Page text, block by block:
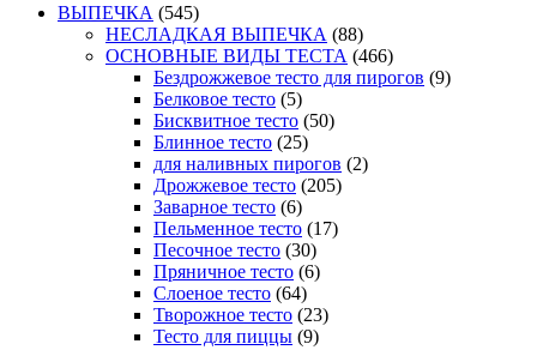
ВЫПЕЧКА (545)
НЕСЛАДКАЯ ВЫПЕЧКА (88)
ОСНОВНЫЕ ВИДЫ ТЕСТА (466)
Бездрожжевое тесто для пирогов (9)
Белковое тесто (5)
Бисквитное тесто (50)
Блинное тесто (25)
для наливных пирогов (2)
Дрожжевое тесто (205)
Заварное тесто (6)
Пельменное тесто (17)
Песочное тесто (30)
Пряничное тесто (6)
Слоеное тесто (64)
Творожное тесто (23)
Тесто для пиццы (9)